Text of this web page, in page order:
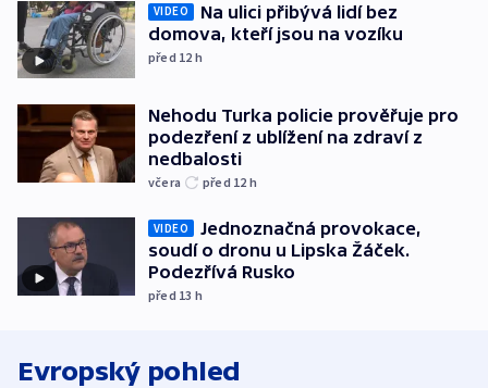
VIDEO
Na ulici přibývá lidí bez
domova, kteří jsou na vozíku
před 12 h
Nehodu Turka policie prověřuje pro
podezření z ublížení na zdraví z
nedbalosti
včera před 12 h
VIDEO
Jednoznačná provokace,
soudí o dronu u Lipska Žáček.
Podezřívá Rusko
před 13 h
Evropský pohled